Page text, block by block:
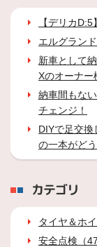
【デリカ
エルグラン
新車として
Xのオーナー
納車間もな
チェンジ！
DIYで足交
の一本がど
カテゴリ
タイヤ＆ホ
安全点検（47